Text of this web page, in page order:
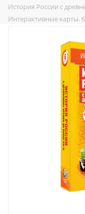
История России с
Интерактивные карты.